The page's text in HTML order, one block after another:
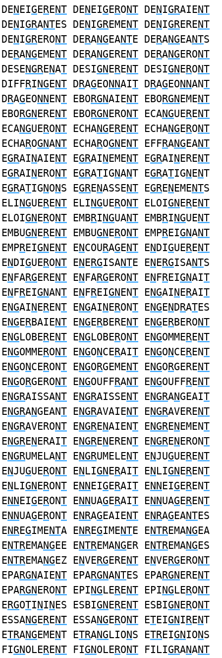
DENEIGERENT DENEIGERONT DENIGRAIENT
DENIGRANTES DENIGREMENT DENIGRERENT
DENIGRERONT DERANGEANTE DERANGEANTS
DERANGEMENT DERANGERENT DERANGERONT
DESENGRENAT DESIGNERENT DESIGNERONT
DIFFRINGENT DRAGEONNAIT DRAGEONNANT
DRAGEONNENT EBORGNAIENT EBORGNEMENT
EBORGNERENT EBORGNERONT ECANGUERENT
ECANGUERONT ECHANGERENT ECHANGERONT
ECHAROGNANT ECHAROGNENT EFFRANGEANT
EGRAINAIENT EGRAINEMENT EGRAINERENT
EGRAINERONT EGRATIGNANT EGRATIGNENT
EGRATIGNONS EGRENASSENT EGRENEMENTS
ELINGUERENT ELINGUERONT ELOIGNERENT
ELOIGNERONT EMBRINGUANT EMBRINGUENT
EMBUGNERENT EMBUGNERONT EMPREIGNANT
EMPREIGNENT ENCOURAGENT ENDIGUERENT
ENDIGUERONT ENERGISANTE ENERGISANTS
ENFARGERENT ENFARGERONT ENFREIGNAIT
ENFREIGNANT ENFREIGNENT ENGAINERAIT
ENGAINERENT ENGAINERONT ENGENDRATES
ENGERBAIENT ENGERBERENT ENGERBERONT
ENGLOBERENT ENGLOBERONT ENGOMMERENT
ENGOMMERONT ENGONCERAIT ENGONCERENT
ENGONCERONT ENGORGEMENT ENGORGERENT
ENGORGERONT ENGOUFFRANT ENGOUFFRENT
ENGRAISSANT ENGRAISSENT ENGRANGEAIT
ENGRANGEANT ENGRAVAIENT ENGRAVERENT
ENGRAVERONT ENGRENAIENT ENGRENEMENT
ENGRENERAIT ENGRENERENT ENGRENERONT
ENGRUMELANT ENGRUMELENT ENJUGUERENT
ENJUGUERONT ENLIGNERAIT ENLIGNERENT
ENLIGNERONT ENNEIGERAIT ENNEIGERENT
ENNEIGERONT ENNUAGERAIT ENNUAGERENT
ENNUAGERONT ENRAGEAIENT ENRAGEANTES
ENREGIMENTA ENREGIMENTE ENTREMANGEA
ENTREMANGEE ENTREMANGER ENTREMANGES
ENTREMANGEZ ENVERGERENT ENVERGERONT
EPARGNAIENT EPARGNANTES EPARGNERENT
EPARGNERONT EPINGLERENT EPINGLERONT
ERGOTININES ESBIGNERENT ESBIGNERONT
ESSANGERENT ESSANGERONT ETEIGNIRENT
ETRANGEMENT ETRANGLIONS ETREIGNIONS
FIGNOLERENT FIGNOLERONT FILIGRANANT